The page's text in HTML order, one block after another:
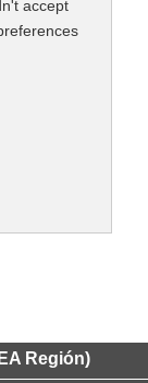
accept
Región)